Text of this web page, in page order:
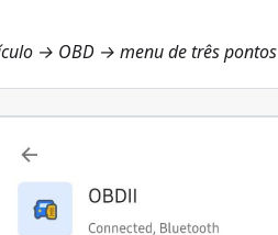
→ OBD → menu de três pontos